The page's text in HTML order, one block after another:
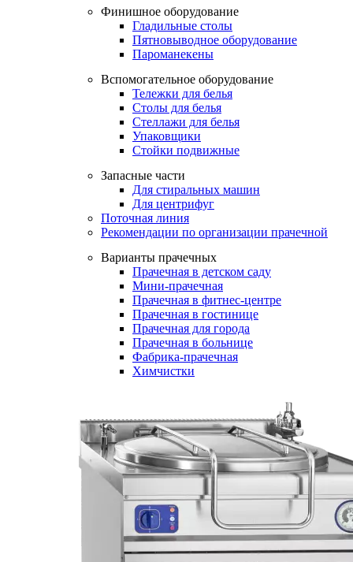
Финишное оборудование
Гладильные столы
Пятновыводное оборудование
Пароманекены
Вспомогательное оборудование
Тележки для белья
Столы для белья
Стеллажи для белья
Упаковщики
Стойки подвижные
Запасные части
Для стиральных машин
Для центрифуг
Поточная линия
Рекомендации по организации прачечной
Варианты прачечных
Прачечная в детском саду
Мини-прачечная
Прачечная в фитнес-центре
Прачечная в гостинице
Прачечная для города
Прачечная в больнице
Фабрика-прачечная
Химчистки